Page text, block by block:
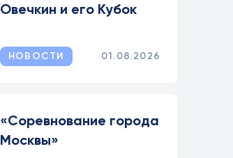
Овечкин и его Кубок
НОВОСТИ 01.08.2026
«Соревнование города
Москвы»